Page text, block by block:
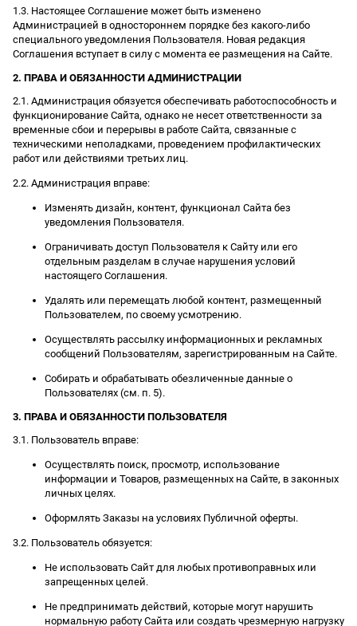
1.3. Настоящее Соглашение может быть изменено
Администрацией в одностороннем порядке без какого-либо
специального уведомления Пользователя. Новая редакция
Соглашения вступает в силу с момента ее размещения на Сайте.
2. ПРАВА И ОБЯЗАННОСТИ АДМИНИСТРАЦИИ
2.1. Администрация обязуется обеспечивать работоспособность и
функционирование Сайта, однако не несет ответственности за
временные сбои и перерывы в работе Сайта, связанные с
техническими неполадками, проведением профилактических
работ или действиями третьих лиц.
2.2. Администрация вправе:
Изменять дизайн, контент, функционал Сайта без
уведомления Пользователя.
Ограничивать доступ Пользователя к Сайту или его
отдельным разделам в случае нарушения условий
настоящего Соглашения.
Удалять или перемещать любой контент, размещенный
Пользователем, по своему усмотрению.
Осуществлять рассылку информационных и рекламных
сообщений Пользователям, зарегистрированным на Сайте.
Собирать и обрабатывать обезличенные данные о
Пользователях (см. п. 5).
3. ПРАВА И ОБЯЗАННОСТИ ПОЛЬЗОВАТЕЛЯ
3.1. Пользователь вправе:
Осуществлять поиск, просмотр, использование
информации и Товаров, размещенных на Сайте, в законных
личных целях.
Оформлять Заказы на условиях Публичной оферты.
3.2. Пользователь обязуется:
Не использовать Сайт для любых противоправных или
запрещенных целей.
Не предпринимать действий, которые могут нарушить
нормальную работу Сайта или создать чрезмерную нагрузку